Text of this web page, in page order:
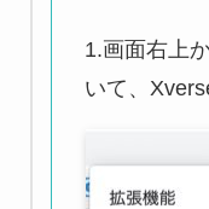
1.画面右上
いて、